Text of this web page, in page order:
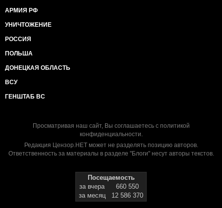
АРМИЯ РФ
УНИЧТОЖЕНИЕ
РОССИЯ
ПОЛЬША
ДОНЕЦКАЯ ОБЛАСТЬ
ВСУ
ГЕНШТАБ ВС
Просматривая наш сайт, Вы соглашаетесь с политикой
конфиденциальности.
Редакция Цензор.НЕТ может не разделять позицию авторов.
Ответственность за материалы в разделе "Блоги" несут авторы текстов.
Посещаемость
за вчера
660 550
за месяц
12 586 370